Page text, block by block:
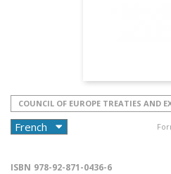
COUNCIL OF EUROPE TREATIES AND
ISBN 978-92-871-0436-6